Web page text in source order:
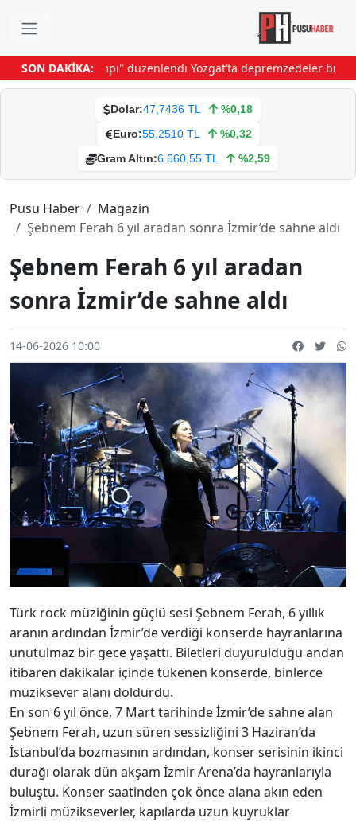
SON DAKİKA:
"Aile Kampı" düzenlendiYozgat’ta depremzedeler biten
Dolar:47,7436 TL
%0,18
Euro:55,2510 TL
%0,32
Gram Altın:6.660,55 TL %2,59
Pusu Haber
Magazin
Şebnem Ferah 6 yıl aradan sonra İzmir’de sahne aldı
Şebnem Ferah 6 yıl aradan
sonra İzmir’de sahne aldı
14-06-2026 10:00
Türk rock müziğinin güçlü sesi Şebnem Ferah, 6 yıllık
aranın ardından İzmir’de verdiği konserde hayranlarına
unutulmaz bir gece yaşattı. Biletleri duyurulduğu andan
itibaren dakikalar içinde tükenen konserde, binlerce
müziksever alanı doldurdu.
En son 6 yıl önce, 7 Mart tarihinde İzmir’de sahne alan
Şebnem Ferah, uzun süren sessizliğini 3 Haziran’da
İstanbul’da bozmasının ardından, konser serisinin ikinci
durağı olarak dün akşam İzmir Arena’da hayranlarıyla
buluştu. Konser saatinden çok önce alana akın eden
İzmirli müzikseverler, kapılarda uzun kuyruklar